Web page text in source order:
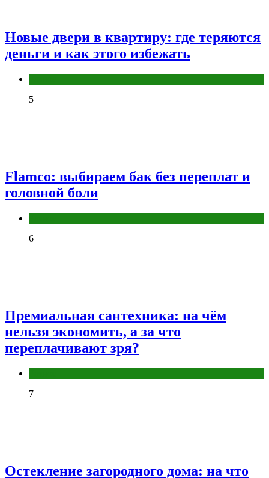
Новые двери в квартиру: где теряются
деньги и как этого избежать
5
Flamco: выбираем бак без переплат и
головной боли
6
Премиальная сантехника: на чём
нельзя экономить, а за что
переплачивают зря?
7
Остекление загородного дома: на что